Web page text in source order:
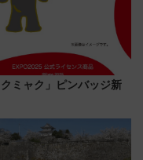
ミャク」ピンバッジ新